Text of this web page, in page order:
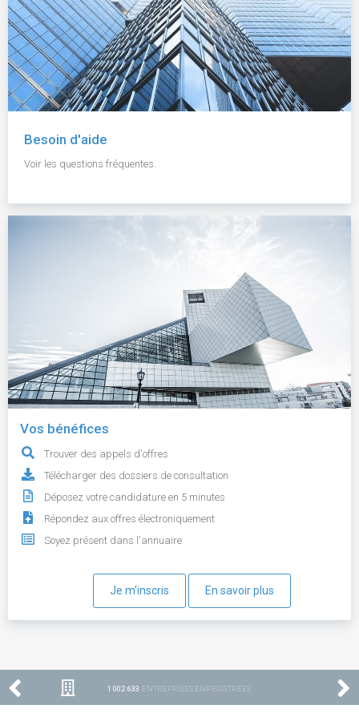
Besoin d'aide
Voir les questions fréquentes.
Vos bénéfices
Trouver des appels d'offres
Télécharger des dossiers de consultation
Déposez votre candidature en 5 minutes
Répondez aux offres électroniquement
Soyez présent dans l'annuaire
Je m'inscris En savoir plus
1 002 633 ENTREPRISES ENREGISTRÉES